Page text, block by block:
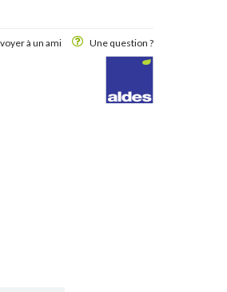
à un ami Une question ?